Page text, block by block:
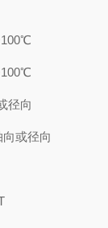
径向
或径向